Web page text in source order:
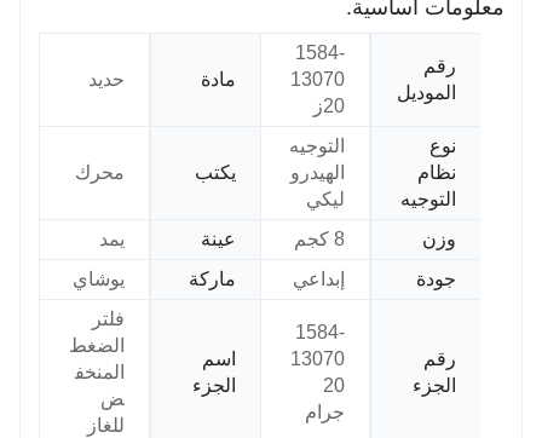
معلومات أساسية.
رقم
الموديل
1584-
13070
20ز
مادة حديد
نوع
نظام
التوجيه
التوجيه
الهيدرو
ليكي
يكتب محرك
وزن 8 كجم عينة
يمد
جودة
إبداعي ماركة يوشاي
رقم
الجزء
1584-
13070
20
جرام
اسم
الجزء
فلتر
الضغط
المنخف
ض
للغاز